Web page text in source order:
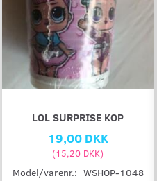
LOL SURPRISE KOP
19,00 DKK
(15,20 DKK)
Model/varenr.: WSHOP-1048